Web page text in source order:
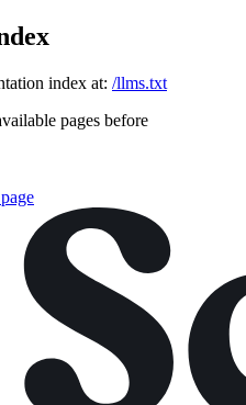
index at: /llms.txt
pages before